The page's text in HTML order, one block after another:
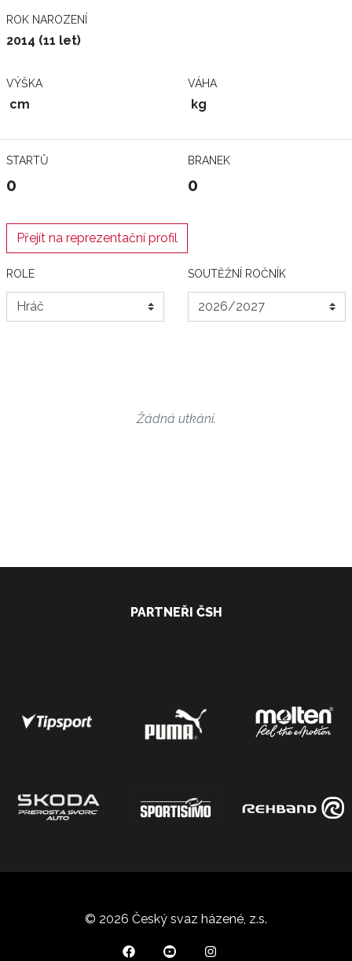
ROK NAROZENÍ
2014 (11 let)
VÝŠKA
cm
VÁHA
kg
STARTŮ
0
BRANEK
0
Přejít na reprezentační profil
ROLE SOUTĚŽNÍ ROČNÍK
Žádná utkání.
PARTNEŘI ČSH
© 2026 Český svaz házené, z.s.